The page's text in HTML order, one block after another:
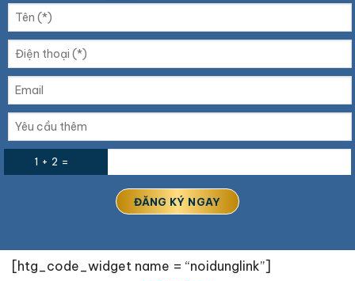
1 + 2 =
[htg_code_widget name = “noidunglink”]